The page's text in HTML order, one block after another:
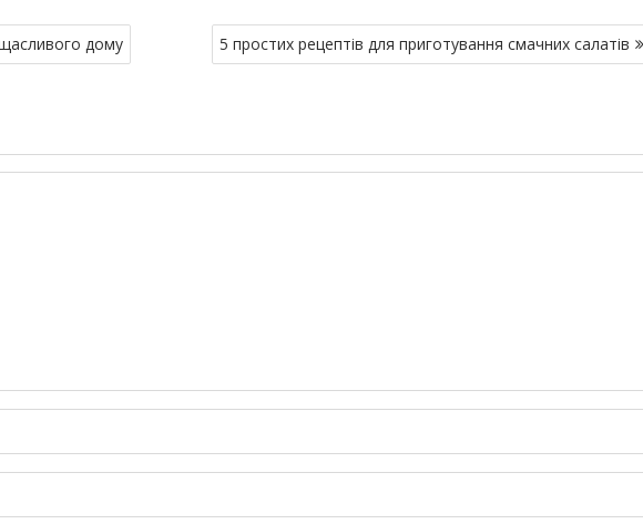
дому 5 простих рецептів для приготування смачних салатів